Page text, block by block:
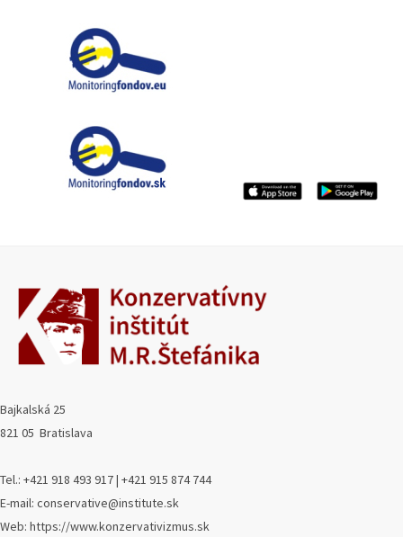
Bajkalská 25
821 05 Bratislava
Tel.: +421 918 493 917 | +421 915 874 744
E-mail: conservative@institute.sk
Web: https://www.konzervativizmus.sk